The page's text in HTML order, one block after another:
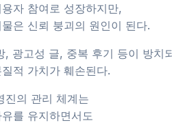
자 참여로 성장하지만,
은 신뢰 붕괴의 원인이 된다.
, 광고성 글, 중복 후기 등이 방치
적 가치가 훼손된다.
진의 관리 체계는
를 유지하면서도